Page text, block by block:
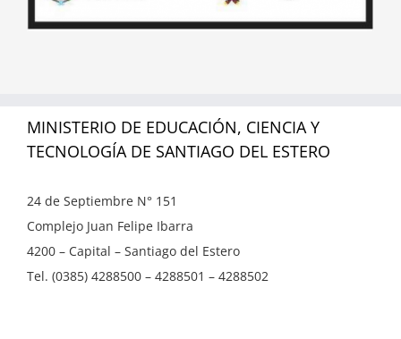
MINISTERIO DE EDUCACIÓN, CIENCIA Y
TECNOLOGÍA DE SANTIAGO DEL ESTERO
24 de Septiembre N° 151
Complejo Juan Felipe Ibarra
4200 – Capital – Santiago del Estero
Tel. (0385) 4288500 – 4288501 – 4288502